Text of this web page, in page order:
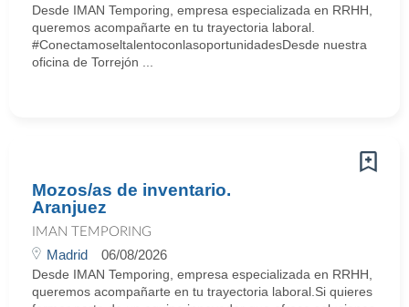
Desde IMAN Temporing, empresa especializada en RRHH,
queremos acompañarte en tu trayectoria laboral.
#ConectamoseltalentoconlasoportunidadesDesde nuestra
oficina de Torrejón ...
Mozos/as de inventario.
Aranjuez
IMAN TEMPORING
Madrid 06/08/2026
Desde IMAN Temporing, empresa especializada en RRHH,
queremos acompañarte en tu trayectoria laboral.Si quieres